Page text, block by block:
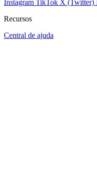
Instagram TikTok X (Twitter)
Recursos
Central de ajuda